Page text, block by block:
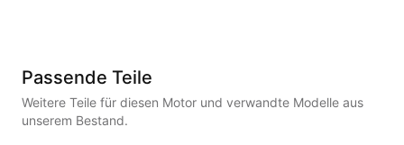
Passende Teile
Weitere Teile für diesen Motor und verwandte Modelle aus
unserem Bestand.